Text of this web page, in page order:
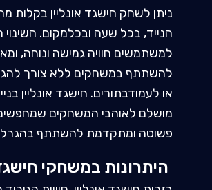
ניתן לשחק חישגד אונליין בקלות
הנייד, בכל שעה ובכלמקום. השינוי
למשתמשים חוויה גמישה ונוחה,
להשתתף במשחקים ללא צורך
או לעמודבתורים. חישגד אונליין
מושלם לאוהבי המשחקים
פשוטה ומתקדמת להשתתף
היתרונות במשחקי חישגד